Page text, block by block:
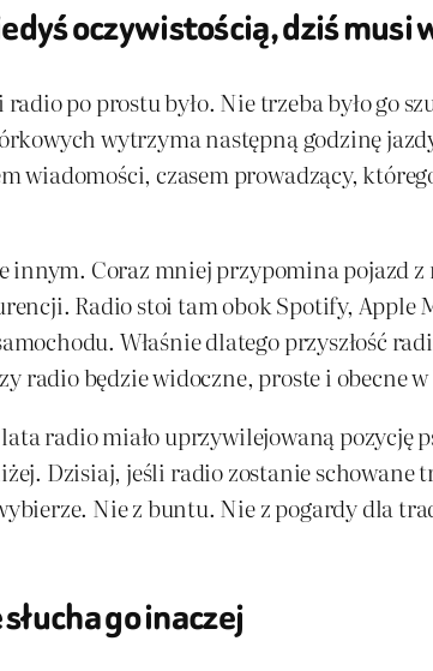
oczywistością, dziś musi
radio po prostu było. Nie trzeba było go
wytrzyma następną godzinę
wiadomości, czasem prowadzący,
innym. Coraz mniej przypomina
Radio stoi tam obok Spotify,
Właśnie dlatego przyszłość
radio będzie widoczne, proste i obecne
radio miało uprzywilejowaną pozycję
Dzisiaj, jeśli radio zostanie
Nie z buntu. Nie z pogardy dla
go inaczej